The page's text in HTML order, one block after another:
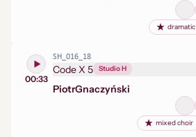
dramatic
00:33
SH_016_18
Code X 5 Studio H
PiotrGnaczyński
mixed choir